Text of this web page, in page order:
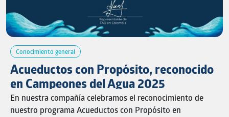
oportunidades de ingreso y empoderamiento para mujeres
que aportan su conocimiento y experiencia en cada pieza
confeccionada.
Así, seguimos demostrando que cuando el propósito guía
nuestras acciones, es posible transformar recursos en
bienestar y construir un modelo empresarial que integra
impacto social, sostenibilidad ambiental y desarrollo
económico.
Conocimiento general
Acueductos con Propósito, reconocido
en Campeones del Agua 2025
En nuestra compañía celebramos el reconocimiento de
nuestro programa Acueductos con Propósito en